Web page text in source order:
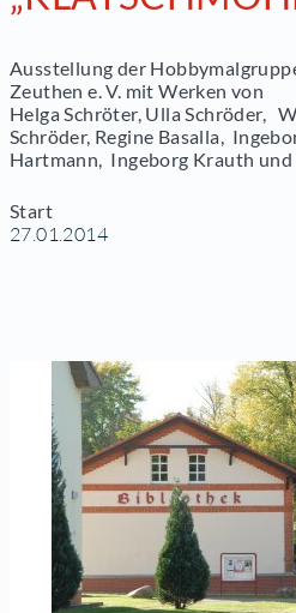
Ausstellung der
Zeuthen e. V. mit Werken von
Helga Schröter, Ulla Schröder,
Schröder, Regine Basalla,
Hartmann, Ingeborg Krauth und
Start
27.01.2014